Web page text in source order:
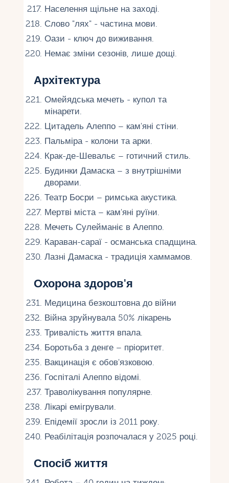
Населення щільне на заході.
Слово "лях" - частина мови.
Оази - ключ до виживання.
Немає зміни сезонів, лише дощі.
Архітектура
Омейядська мечеть - купол та
мінарети.
Цитадель Алеппо – кам'яні стіни.
Пальміра - колони та арки.
Крак-де-Шевальє – готичний стиль.
Будинки Дамаска – з внутрішніми
дворами.
Театр Босри – римська акустика.
Мертві міста – кам'яні руїни.
Мечеть Сулейманіє в Алеппо.
Караван-сараї - османська спадщина.
Лазні Дамаска - традиція хаммамов.
Охорона здоров'я
Медицина безкоштовна до війни
Війна зруйнувала 50% лікарень
Тривалість життя впала.
Боротьба з денге – пріоритет.
Вакцинація є обов'язковою.
Госпіталі Алеппо відомі.
Траволікування популярне.
Лікарі емігрували.
Епідемії зросли із 2011 року.
Реабілітація розпочалася у 2025 році.
Спосіб життя